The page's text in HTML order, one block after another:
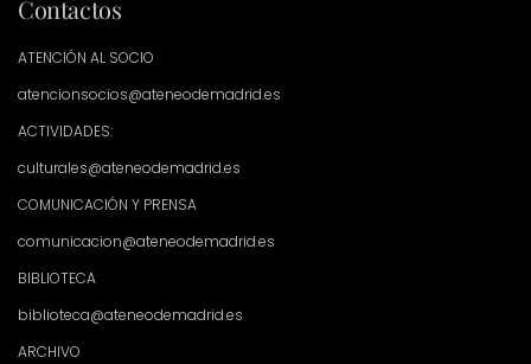
Contactos
ATENCIÓN AL SOCIO
atencionsocios@ateneodemadrid.es
ACTIVIDADES:
culturales@ateneodemadrid.es
COMUNICACIÓN Y PRENSA
comunicacion@ateneodemadrid.es
BIBLIOTECA
biblioteca@ateneodemadrid.es
ARCHIVO